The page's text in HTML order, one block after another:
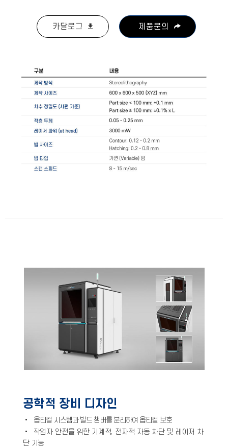
카달로그 제품문의
공학적 장비 디자인
• 옵티컬 시스템과 빌드 챔버를 분리하여 옵티컬 보호
• 작업자 안전을 위한 기계적, 전자적 자동 차단 및 레이저 차
단 기능